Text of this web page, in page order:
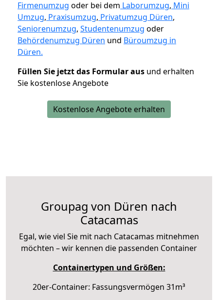
Firmenumzug oder bei dem Laborumzug, Mini
Umzug, Praxisumzug, Privatumzug Düren,
Seniorenumzug, Studentenumzug oder
Behördenumzug Düren und Büroumzug in
Düren.
Füllen Sie jetzt das Formular aus und erhalten
Sie kostenlose Angebote
Kostenlose Angebote erhalten
Groupag von Düren nach
Catacamas
Egal, wie viel Sie mit nach Catacamas mitnehmen
möchten – wir kennen die passenden Container
Containertypen und Größen:
20er-Container: Fassungsvermögen 31m³